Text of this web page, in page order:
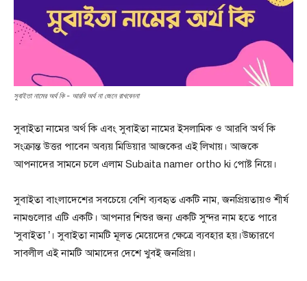
সুবাইতা নামের অর্থ কি - আরবি অর্থ না জেনে রাখবেননা
সুবাইতা নামের অর্থ কি এবং সুবাইতা নামের ইসলামিক ও আরবি অর্থ কি
সংক্রান্ত উত্তর পাবেন অব্যয় মিডিয়ার আজকের এই লিখায়। আজকে
আপনাদের সামনে চলে এলাম Subaita namer ortho ki পোষ্ট নিয়ে।
সুবাইতা বাংলাদেশের সবচেয়ে বেশি ব্যবহৃত একটি নাম, জনপ্রিয়তায়ও শীর্ষ
নামগুলোর এটি একটি। আপনার শিশুর জন্য একটি সুন্দর নাম হতে পারে
‘সুবাইতা ’। সুবাইতা নামটি মূলত মেয়েদের ক্ষেত্রে ব্যবহার হয়।উচ্চারণে
সাবলীল এই নামটি আমাদের দেশে খুবই জনপ্রিয়।